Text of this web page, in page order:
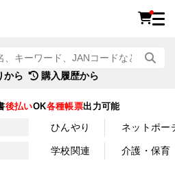
から 購入履歴から
後払いOK各種帳票出力可能
ひんやり ネットポー
学校関連 介護・保育